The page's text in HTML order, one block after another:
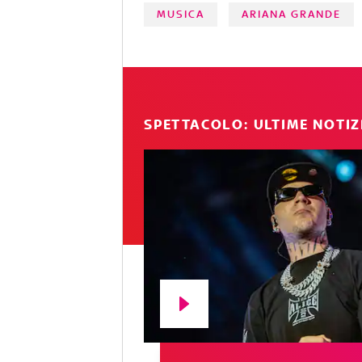
MUSICA ARIANA GRANDE
SPETTACOLO: ULTIME